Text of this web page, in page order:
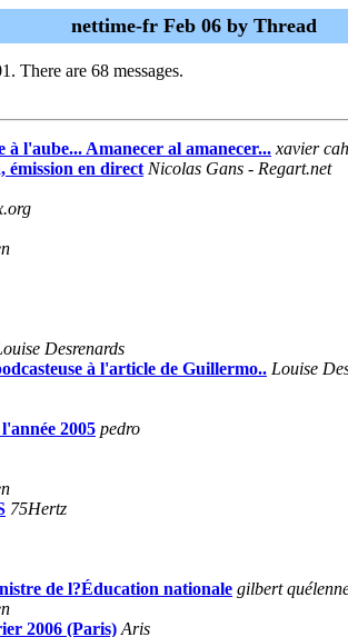
nettime-fr Feb 06 by Thread
There are 68 messages.
l'aube... Amanecer al amanecer... xavier
émission en direct Nicolas Gans - Regart.net
Desrenards
à l'article de Guillermo.. Louise
2005 pedro
75Hertz
de l?Éducation nationale gilbert
2006 (Paris) Aris